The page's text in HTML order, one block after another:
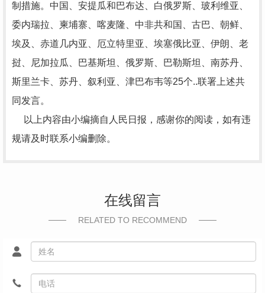
制措施。中国、安提瓜和巴布达、白俄罗斯、玻利维亚、
委内瑞拉、柬埔寨、喀麦隆、中非共和国、古巴、朝鲜、
埃及、赤道几内亚、厄立特里亚、埃塞俄比亚、伊朗、老
挝、尼加拉瓜、巴基斯坦、俄罗斯、巴勒斯坦、南苏丹、
斯里兰卡、苏丹、叙利亚、津巴布韦等25个..联署上述共
同发言。
以上内容由小编摘自人民日报，感谢你的阅读，如有违
规请及时联系小编删除。
在线留言
RELATED TO RECOMMEND